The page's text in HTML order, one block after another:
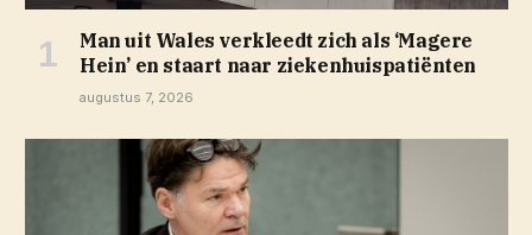
Man uit Wales verkleedt zich als ‘Magere
Hein’ en staart naar ziekenhuispatiënten
augustus 7, 2026